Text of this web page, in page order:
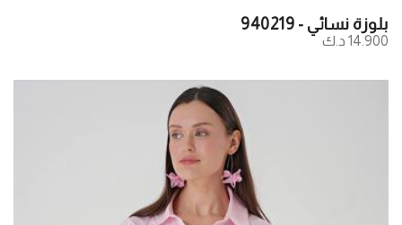
بلوزة نسائي - 940219
14.900 د.ك